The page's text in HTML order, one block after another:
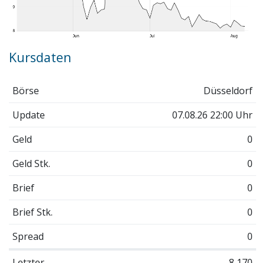
Kursdaten
Börse
Düsseldorf
Update
07.08.26 22:00 Uhr
Geld
0
Geld Stk.
0
Brief
0
Brief Stk.
0
Spread
0